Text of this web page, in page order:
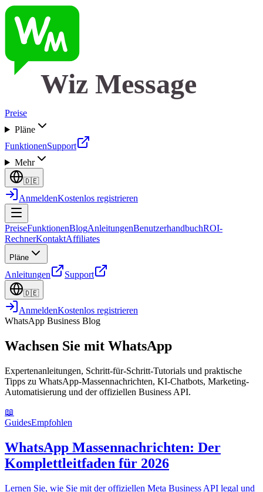
Wiz Message
Preise
Pläne
FunktionenSupport
Mehr
🇩🇪
AnmeldenKostenlos registrieren
PreiseFunktionenBlogAnleitungenBenutzerhandbuchROI-
RechnerKontaktAffiliates
Pläne
Anleitungen Support
🇩🇪
AnmeldenKostenlos registrieren
WhatsApp Business Blog
Wachsen Sie mit WhatsApp
Expertenanleitungen, Schritt-für-Schritt-Tutorials und praktische
Tipps zu WhatsApp-Massennachrichten, KI-Chatbots, Marketing-
Automatisierung und der offiziellen Business API.
📖
GuidesEmpfohlen
WhatsApp Massennachrichten: Der
Komplettleitfaden für 2026
Lernen Sie, wie Sie mit der offiziellen Meta Business API legal und